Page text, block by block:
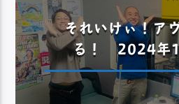
それいけぃ！ア
る！ 2024年